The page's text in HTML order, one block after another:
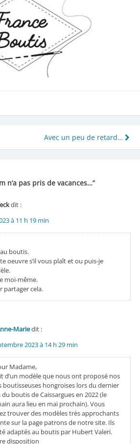
Avec un peu de retard…
n’a pas pris de vacances…”
dit :
à 11 h 19 min
boutis.
oeuvre s’il vous plaît et ou puis-je
moi-même.
partager cela.
Mariedit :
2023 à 14 h 29 min
Madame,
d’un modèle que nous ont proposé nos
boutisseuses hongroises lors du dernier
du boutis de Caissargues en 2022 (le
aura lieu en mai prochain). Vous
trouver des modèles très approchants
sur la page patrons de notre site. Ils
adaptés au boutis par Hubert Valeri.
disposition